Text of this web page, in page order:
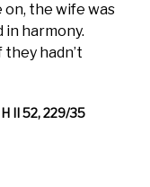
on, the wife was
in harmony.
hadn’t
II 52, 229/35